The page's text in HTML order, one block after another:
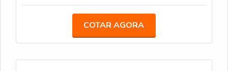
intercambiáveis, ganchos, pinças ou adaptadores para
ferramentas específicas, conforme o tipo de operação.
transformam a vara para puxar, empurrar ou segurar
objetos a distância com segurança.
COTAR AGORA